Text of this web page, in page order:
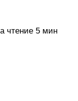
чтение 5 мин